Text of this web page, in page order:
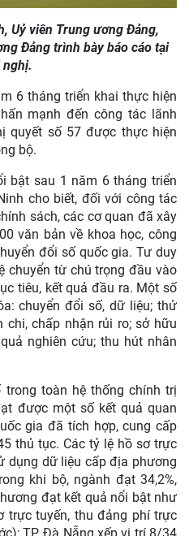
Uỷ viên Trung ương Đảng,
Đảng trình bày báo cáo tại
nghị.
6 tháng triển khai thực hiện
mạnh đến công tác lãnh
quyết số 57 được thực hiện
bộ.
bật sau 1 năm 6 tháng triển
cho biết, đối với công tác
sách, các cơ quan đã xây
văn bản về khoa học, công
đổi số quốc gia. Tư duy
chuyển từ chú trọng đầu vào
tiêu, kết quả đầu ra. Một số
chuyển đổi số, dữ liệu; thử
chi, chấp nhận rủi ro; sở hữu
nghiên cứu; thu hút nhân
trong toàn hệ thống chính trị
được một số kết quả quan
gia đã tích hợp, cung cấp
thủ tục. Các tỷ lệ hồ sơ trực
dụng dữ liệu cấp địa phương
khi bộ, ngành đạt 34,2%,
đạt kết quả nổi bật như
trực tuyến, thu đảng phí trực